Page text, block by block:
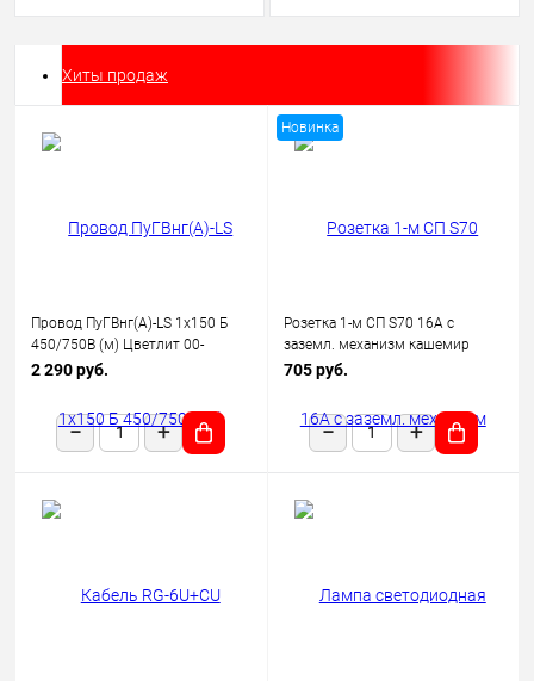
Хиты продаж
Провод ПуГВнг(А)-LS 1х150 Б
450/750В (м) Цветлит 00-
00130523
2 290 руб.
Новинка
Розетка 1-м СП S70 16А с
заземл. механизм кашемир
Voltum VLS040103
705 руб.